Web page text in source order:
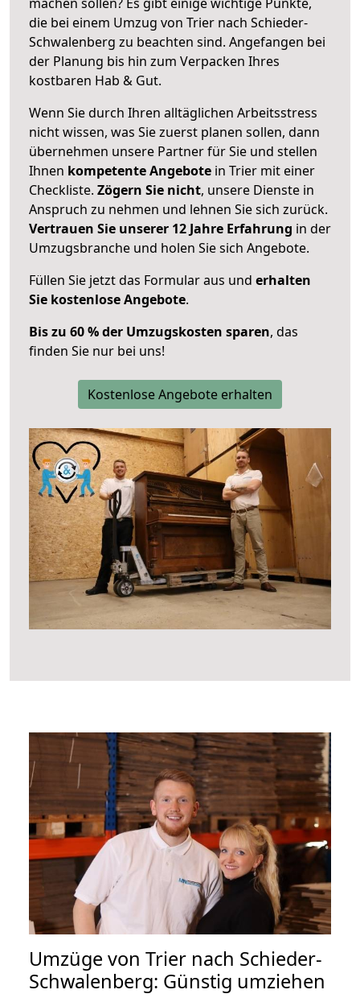
die bei einem Umzug von Trier nach Schieder-
Schwalenberg zu beachten sind. Angefangen bei
der Planung bis hin zum Verpacken Ihres
kostbaren Hab & Gut.
Wenn Sie durch Ihren alltäglichen Arbeitsstress
nicht wissen, was Sie zuerst planen sollen, dann
übernehmen unsere Partner für Sie und stellen
Ihnen kompetente Angebote in Trier mit einer
Checkliste. Zögern Sie nicht, unsere Dienste in
Anspruch zu nehmen und lehnen Sie sich zurück.
Vertrauen Sie unserer 12 Jahre Erfahrung in der
Umzugsbranche und holen Sie sich Angebote.
Füllen Sie jetzt das Formular aus und erhalten
Sie kostenlose Angebote.
Bis zu 60 % der Umzugskosten sparen, das
finden Sie nur bei uns!
Kostenlose Angebote erhalten
Umzüge von Trier nach Schieder-
Schwalenberg: Günstig umziehen